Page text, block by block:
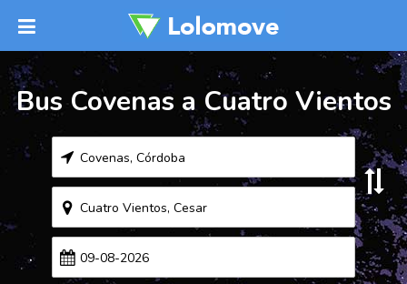
Bus Covenas a Cuatro Vientos